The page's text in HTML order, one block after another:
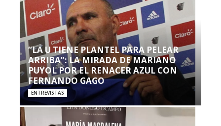
“LA U TIENE PLANTEL PARA PELEAR
ARRIBA”: LA MIRADA DE MARIANO
PUYOL POR EL RENACER AZUL CON
FERNANDO GAGO
ENTREVISTAS